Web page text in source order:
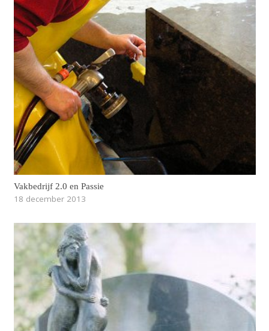
Vakbedrijf 2.0 en Passie
18 december 2013